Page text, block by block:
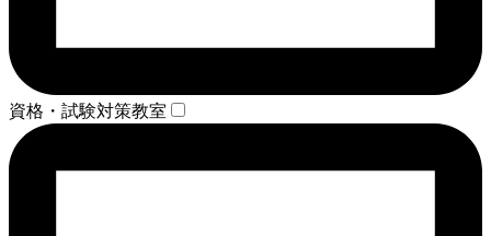
資格・試験対策教室